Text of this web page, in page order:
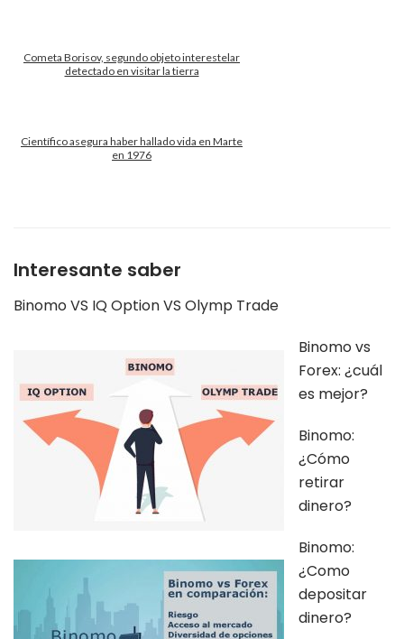
Cometa Borisov, segundo objeto interestelar
detectado en visitar la tierra
Científico asegura haber hallado vida en Marte
en 1976
Interesante saber
Binomo VS IQ Option VS Olymp Trade
Binomo vs
Forex: ¿cuál
es mejor?
Binomo:
¿Cómo
retirar
dinero?
Binomo:
¿Como
depositar
dinero?